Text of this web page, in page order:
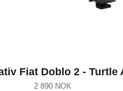
Fiat Doblo 2 - Turtle
2 890 NOK